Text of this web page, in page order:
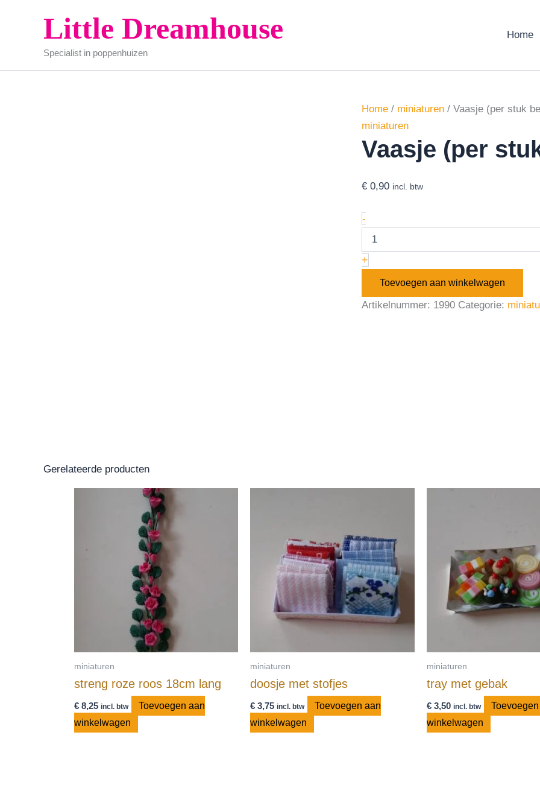
Little Dreamhouse
Specialist in poppenhuizen
Home
Home / miniaturen / Vaasje (per stuk
miniaturen
Vaasje (per
€ 0,90 incl. btw
-
+
Toevoegen aan winkelwagen
Artikelnummer: 1990 Categorie:
Gerelateerde producten
miniaturen
streng roze roos 18cm lang
€ 8,25 incl. btw
Toevoegen aan
winkelwagen
miniaturen
doosje met stofjes
€ 3,75 incl. btw
Toevoegen aan
winkelwagen
miniaturen
tray met gebak
€3,50 incl. btw
winkelwagen